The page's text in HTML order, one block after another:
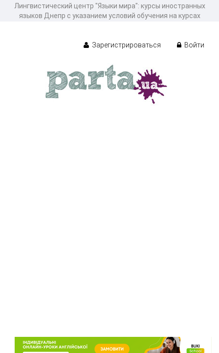
Лингвистический центр "Языки мира": курсы иностранных
языков Днепр с указанием условий обучения на курсах
Зарегистрироваться Войти